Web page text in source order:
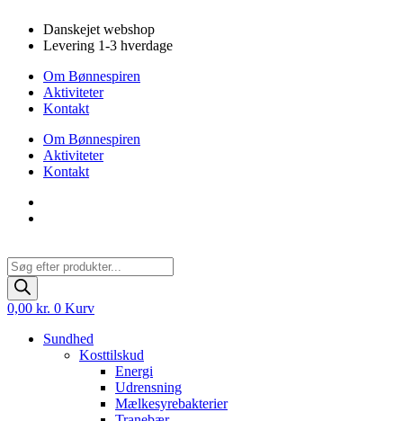
indhold
Danskejet webshop
Levering 1-3 hverdage
Om Bønnespiren
Aktiviteter
Kontakt
Om Bønnespiren
Aktiviteter
Kontakt
Products
search
0,00 kr. 0 Kurv
Sundhed
Kosttilskud
Energi
Udrensning
Mælkesyrebakterier